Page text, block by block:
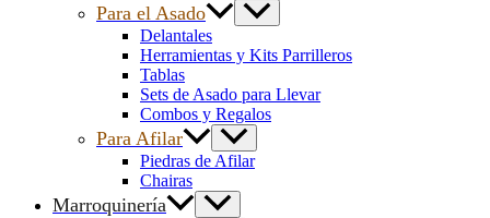
Para el Asado
Delantales
Herramientas y Kits Parrilleros
Tablas
Sets de Asado para Llevar
Combos y Regalos
Para Afilar
Piedras de Afilar
Chairas
Marroquinería